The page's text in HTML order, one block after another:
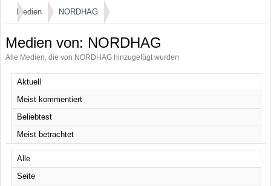
Medien NORDHAG
Medien von: NORDHAG
Alle Medien, die von NORDHAG hinzugefügt wurden
Aktuell
Meist kommentiert
Beliebtest
Meist betrachtet
Alle
Seite